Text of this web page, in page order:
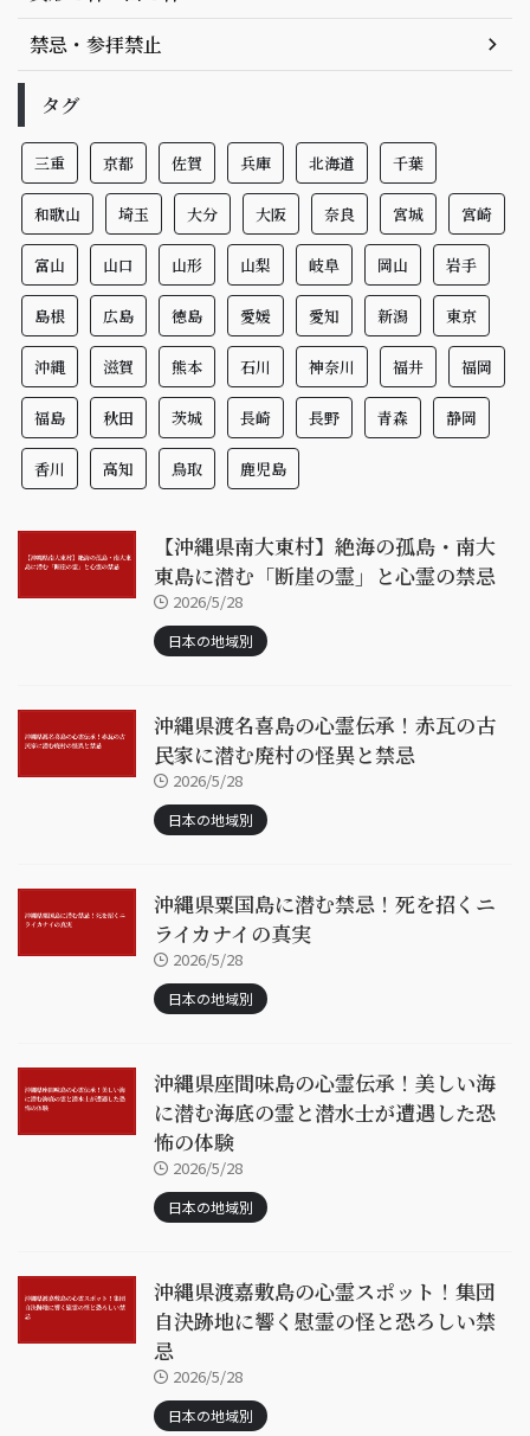
禁忌・参拝禁止
タグ
三重 京都 佐賀 兵庫 北海道 千葉
和歌山 埼玉 大分 大阪 奈良 宮城 宮崎
富山 山口 山形 山梨 岐阜 岡山 岩手
島根 広島 徳島 愛媛 愛知 新潟 東京
沖縄 滋賀 熊本 石川 神奈川 福井 福岡
福島 秋田 茨城 長崎 長野 青森 静岡
香川 高知 鳥取 鹿児島
【沖縄県南大東村】絶海の孤島・南大
東島に潜む「断崖の霊」と心霊の禁忌
2026/5/28
日本の地域別
沖縄県渡名喜島の心霊伝承！赤瓦の古
民家に潜む廃村の怪異と禁忌
2026/5/28
日本の地域別
沖縄県粟国島に潜む禁忌！死を招くニ
ライカナイの真実
2026/5/28
日本の地域別
沖縄県座間味島の心霊伝承！美しい海
に潜む海底の霊と潜水士が遭遇した恐
怖の体験
2026/5/28
日本の地域別
沖縄県渡嘉敷島の心霊スポット！集団
自決跡地に響く慰霊の怪と恐ろしい禁
忌
2026/5/28
日本の地域別